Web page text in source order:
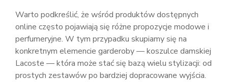
Warto podkreślić, że wśród produktów dostępnych
online często pojawiają się różne propozycje modowe i
perfumeryjne. W tym przypadku skupiamy się na
konkretnym elemencie garderoby — koszulce damskiej
Lacoste — która może stać się bazą wielu stylizacji: od
prostych zestawów po bardziej dopracowane wyjścia.